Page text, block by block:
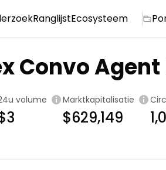
RanglijstEcosysteem
Convo Agent
volume Marktkapitalisatie
$629,149